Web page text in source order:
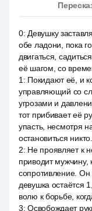
0: Девушку
обе ладони, пока
двигаться,
её шагом, со
1 : Покидают её, и
управляющий со
угрозами и
тот прибивает её
упасть, несмотря
остановиться никто.
2: Не проявляет к
приводит мужчину,
сопротивление. Он
девушка остаётся
волю к борьбе,
3:Освобождает